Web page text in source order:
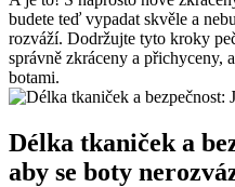
budete teď vypadat skvěle a
rozváží. ⁢Dodržujte tyto kroky
správně zkráceny a přichyceny,
botami.
Délka tkaniček a
aby se boty